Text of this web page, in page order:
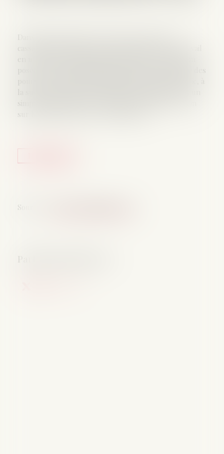
Source :
Dans un arrêt rendu le 20 mai 2025, la Cour de
cassation clarifie les pouvoirs de l’inspection du travail
en matière de signalement d’infractions. La question
posée à la Haute juridiction portait sur la régularité des
simple signalement de l’inspection du travail, et non
sur la base d’un procès-verbal formel...